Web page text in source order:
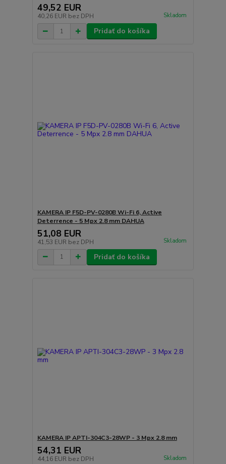
49,52 EUR
40,26 EUR bez DPH Skladom
Pridať do košíka
KAMERA IP F5D-PV-0280B Wi-Fi 6, Active
Deterrence - 5 Mpx 2.8 mm DAHUA
51,08 EUR
41,53 EUR bez DPH Skladom
Pridať do košíka
KAMERA IP APTI-304C3-28WP - 3 Mpx 2.8 mm
54,31 EUR
44,16 EUR bez DPH Skladom